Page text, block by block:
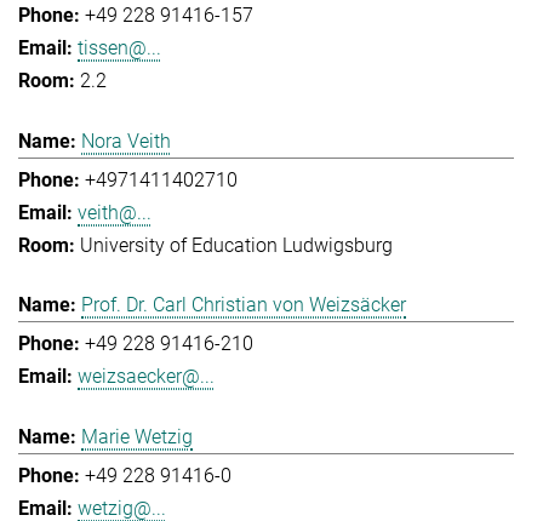
+49 228 91416-157
tissen@...
2.2
Nora Veith
+4971411402710
veith@...
University of Education Ludwigsburg
Prof. Dr. Carl Christian von Weizsäcker
+49 228 91416-210
weizsaecker@...
Marie Wetzig
+49 228 91416-0
wetzig@...